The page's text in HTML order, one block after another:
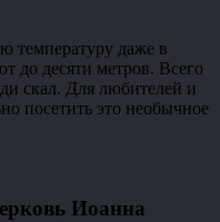
температуру даже в
до десяти метров. Всего
скал. Для любителей и
посетить это необычное
Иоанна